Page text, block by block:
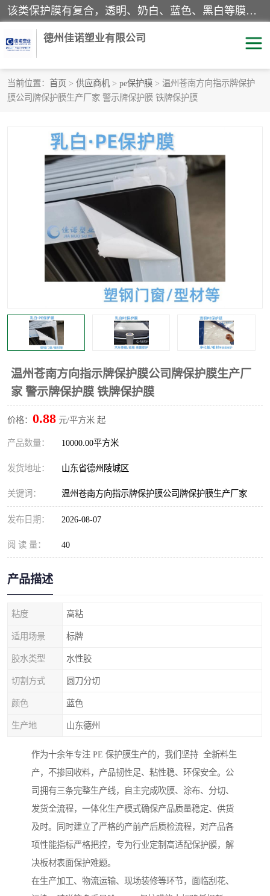
该类保护膜有复合，透明、奶白、蓝色、黑白等膜型。特高粘，高粘，中高粘，中粘，中低粘，低粘等。对于不同的粘力要求有相应的产品相适配。无胶渍残留污染。在较宽的收卷幅度下平整无皱纹，收卷长度大，利于机械化及自动化施工粘贴。为您的产品提供的表面保护解决方案。 产品广泛适用于：铝材、不锈钢、金属、塑料、电子、家电、家具、玻璃、化工材料、装饰材料等。
德州佳诺塑业有限公司
当前位置： 首页 > 供应商机 > pe保护膜 > 温州苍南方向指示牌保护
膜公司牌保护膜生产厂家 警示牌保护膜 铁牌保护膜
温州苍南方向指示牌保护膜公司牌保护膜生产厂
家 警示牌保护膜 铁牌保护膜
价格： 0.88 元/平方米 起
产品数量： 10000.00平方米
发货地址： 山东省德州陵城区
关键词： 温州苍南方向指示牌保护膜公司牌保护膜生产厂家
发布日期： 2026-08-07
阅 读 量： 40
产品描述
粘度 高粘
适用场景 标牌
胶水类型 水性胶
切割方式 圆刀分切
颜色 蓝色
生产地 山东德州
作为十余年专注 PE 保护膜生产的，我们坚持 全新料生
产，不掺回收料，产品韧性足、粘性稳、环保安全。公
司拥有三条完整生产线，自主完成吹膜、涂布、分切、
发货全流程，一体化生产模式确保产品质量稳定、供货
及时。同时建立了严格的产前产后质检流程，对产品各
项性能指标严格把控，专为行业定制高适配保护膜，解
决板材表面保护难题。
在生产加工、物流运输、现场装修等环节，面临刮花、
pe保护膜 包装膜
地毯保护膜 家具保护膜
拉伸缠绕膜 透明保护膜
黑白保护膜 乳白保护膜
纯黑保护膜
印字保护膜 彩钢板保护膜
不绣钢板保护膜 两边上胶保护膜
不锈钢板保护膜 一次性隔离膜